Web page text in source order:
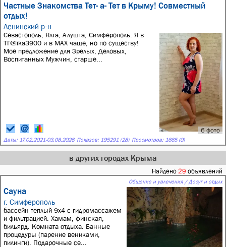
Частные Знакомства Тет- а- Тет в Крыму! Совместный
отдых!
Ленинский р-н
6 фото
Севастополь, Ялта, Алушта, Симферополь. Я в
ТГ@lika3900 и в МАХ чаще, но по существу!
Моё предложение для Зрелых, Деловых,
Воспитанных Мужчин, старше...
Даты: 17.02.2021-03.08.2026 Показов: 195291 (28) Просмотров: 1665 (0)
в других городах Крыма
Найдено 29 объявлений
Общение и увлечения / Досуг и отдых
Сауна
г. Симферополь
бассейн теплый 9х4 с гидромассажем
и фильтрацией. Хамам, финская,
бильярд. Комната отдыха. Банные
процедуры (парение вениками,
пилинги). Подарочные се...